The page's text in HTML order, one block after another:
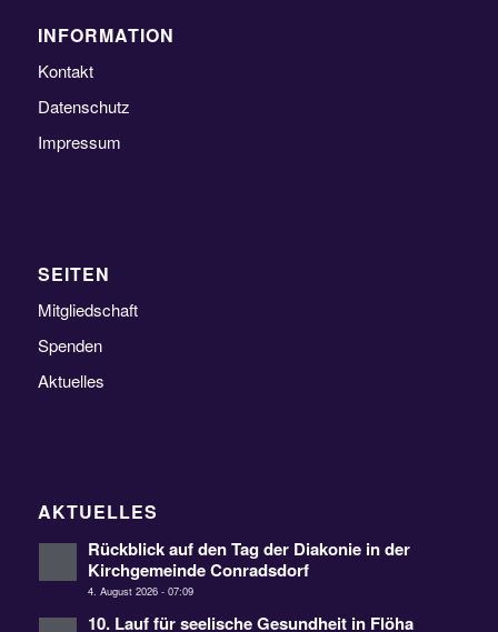
INFORMATION
Kontakt
Datenschutz
Impressum
SEITEN
Mitgliedschaft
Spenden
Aktuelles
AKTUELLES
Rückblick auf den Tag der Diakonie in der
Kirchgemeinde Conradsdorf
4. August 2026 - 07:09
10. Lauf für seelische Gesundheit in Flöha